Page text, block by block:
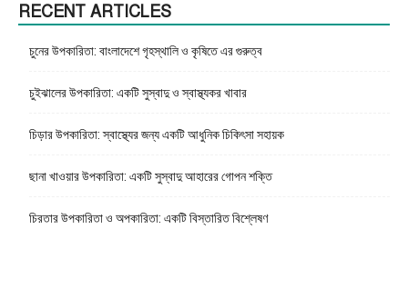
RECENT ARTICLES
চুনের উপকারিতা: বাংলাদেশে গৃহস্থালি ও কৃষিতে এর গুরুত্ব
চুইঝালের উপকারিতা: একটি সুস্বাদু ও স্বাস্থ্যকর খাবার
চিড়ার উপকারিতা: স্বাস্থ্যের জন্য একটি আধুনিক চিকিৎসা সহায়ক
ছানা খাওয়ার উপকারিতা: একটি সুস্বাদু আহারের গোপন শক্তি
চিরতার উপকারিতা ও অপকারিতা: একটি বিস্তারিত বিশ্লেষণ